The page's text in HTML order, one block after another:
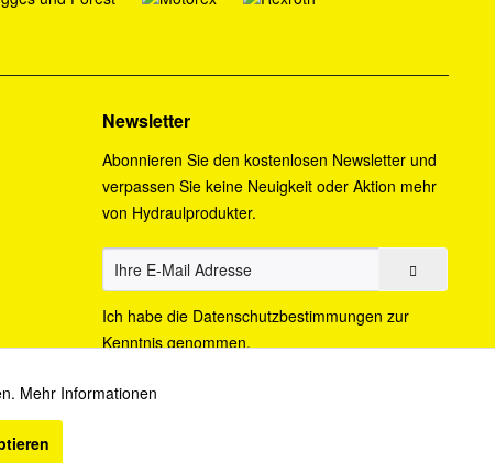
Newsletter
Abonnieren Sie den kostenlosen Newsletter und
verpassen Sie keine Neuigkeit oder Aktion mehr
von Hydraulprodukter.
Ich habe die Datenschutzbestimmungen zur
Kenntnis genommen.
anders beschrieben.
Mehr Informationen